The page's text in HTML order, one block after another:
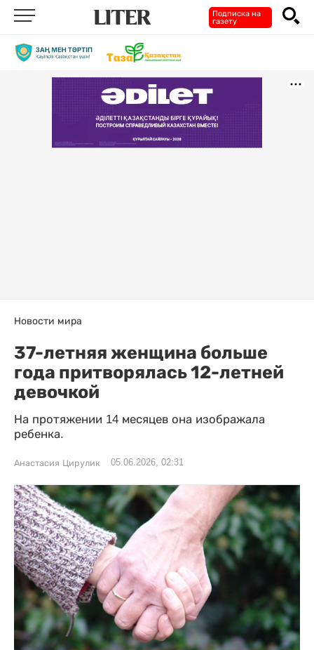
Подписка на
газету
Новости мира
37-летняя женщина больше
года притворялась 12-летней
девочкой
На протяжении 14 месяцев она изображала
ребенка.
Анастасия Цирулик 05.06.2026, 02:31